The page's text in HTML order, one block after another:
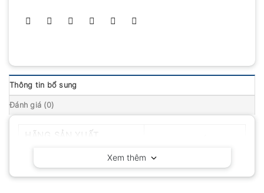
Thông tin bổ sung
Đánh giá (0)
Xem thêm